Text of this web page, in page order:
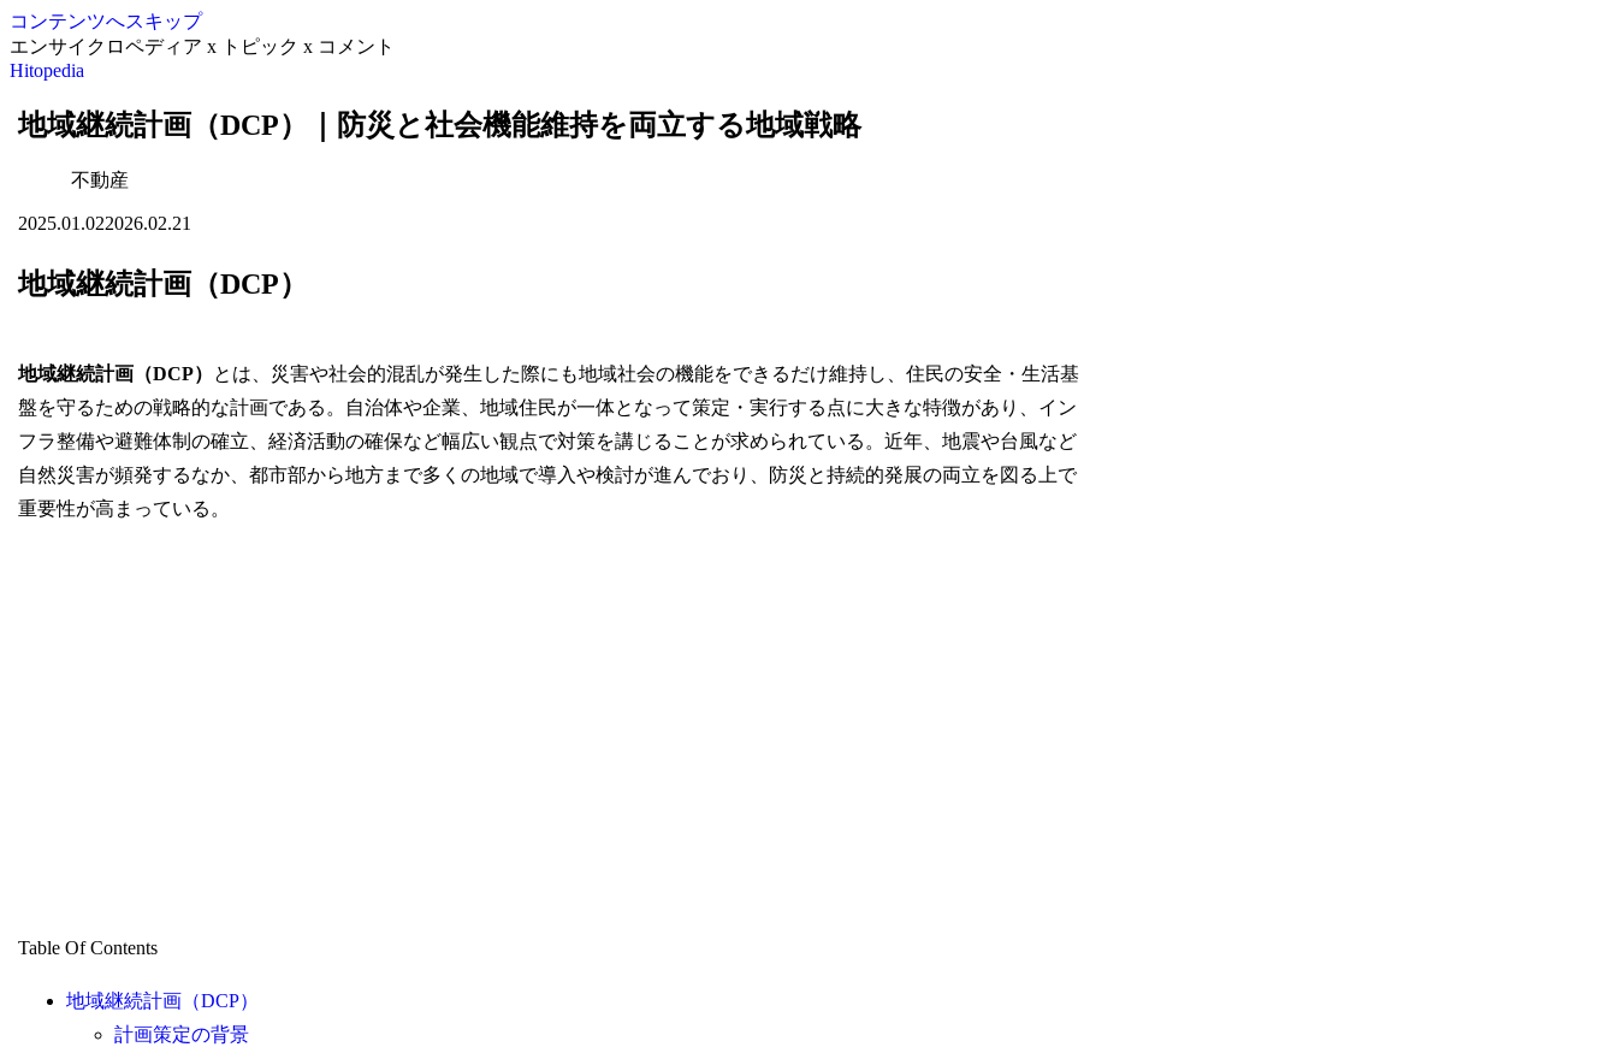
コンテンツへスキップ
エンサイクロペディア x トピック x コメント
Hitopedia
地域継続計画（DCP）｜防災と社会機能維持を両立する地域戦略
不動産
2025.01.022026.02.21
地域継続計画（DCP）
地域継続計画（DCP）
とは、災害や社会的混乱が発生した際にも地域社会の機能をできるだけ維持し、住民の安全・生活基
盤を守るための戦略的な計画である。自治体や企業、地域住民が一体となって策定・実行する点に大きな特徴があり、イン
フラ整備や避難体制の確立、経済活動の確保など幅広い観点で対策を講じることが求められている。近年、地震や台風など
自然災害が頻発するなか、都市部から地方まで多くの地域で導入や検討が進んでおり、防災と持続的発展の両立を図る上で
重要性が高まっている。
Table Of Contents
地域継続計画（DCP）
計画策定の背景